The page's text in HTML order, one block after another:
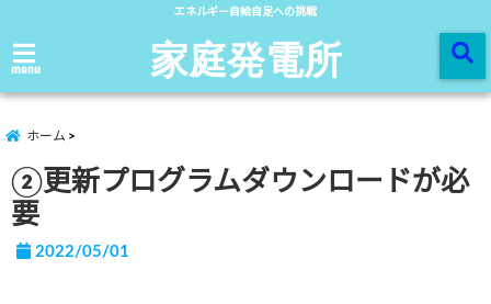
エネルギー自給自足への挑戦
menu 家庭発電所
ホーム
②更新プログラムダウンロードが必
要
2022/05/01